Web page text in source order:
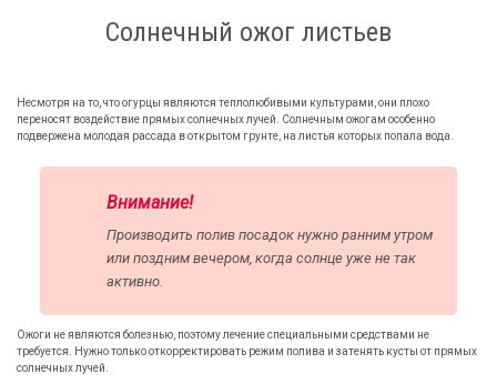
Солнечный ожог листьев
Несмотря на то, что огурцы являются теплолюбивыми культурами, они плохо
переносят воздействие прямых солнечных лучей. Солнечным ожогам особенно
подвержена молодая рассада в открытом грунте, на листья которых попала вода.
Внимание!
Производить полив посадок нужно ранним утром
или поздним вечером, когда солнце уже не так
активно.
Ожоги не являются болезнью, поэтому лечение специальными средствами не
требуется. Нужно только откорректировать режим полива и затенять кусты от прямых
солнечных лучей.